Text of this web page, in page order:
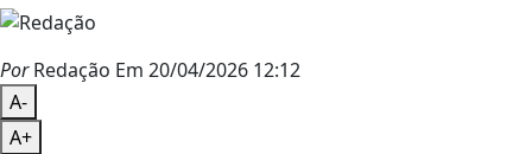
PorRedação Em 20/04/2026 12:12
A-
A+